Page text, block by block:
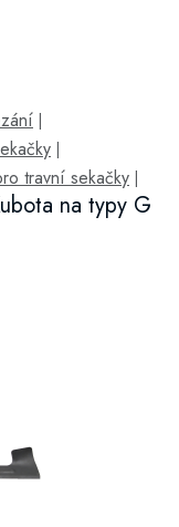
travní sekačky
na typy G